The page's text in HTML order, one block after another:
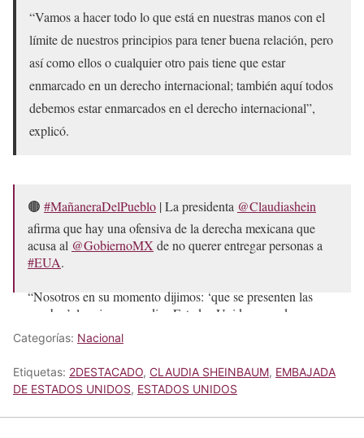
“Vamos a hacer todo lo que está en nuestras manos con el
límite de nuestros principios para tener buena relación, pero
así como ellos o cualquier otro pais tiene que estar
enmarcado en un derecho internacional; también aquí todos
debemos estar enmarcados en el derecho internacional”,
explicó.
🟤 #MañaneraDelPueblo | La presidenta @Claudiashein
afirma que hay una ofensiva de la derecha mexicana que
acusa al @GobiernoMX de no querer entregar personas a
#EUA.
“Nosotros en su momento dijimos: ‘que se presenten las
pruebas’, lo mismo que dice Estados Unidos cuando…
pic.twitter.com/RyrGkbvLuE
Categorías: Nacional
Etiquetas: 2DESTACADO, CLAUDIA SHEINBAUM, EMBAJADA
DE ESTADOS UNIDOS, ESTADOS UNIDOS